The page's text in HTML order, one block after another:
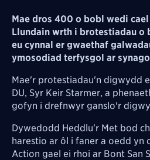
Mae dros 400 o bobl wedi
Llundain wrth i brotestiadau o
eu cynnal er gwaethaf
ymosodiad terfysgol ar
Mae'r protestiadau'n digwydd
DU, Syr Keir Starmer, a
gofyn i drefnwyr ganslo'r
Dywedodd Heddlu'r Met bod
harestio ar ôl i faner a oedd yn
Action gael ei rhoi ar Bont San